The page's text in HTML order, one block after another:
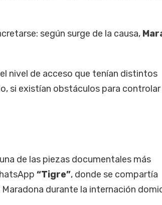
según surge de la causa,
nivel de acceso que tenían distintos
si existían obstáculos para controlar
de las piezas documentales más
“Tigre”, donde se compartía
durante la internación